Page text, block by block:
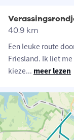
40.9 km
Een leuke route
Friesland. Ik liet
kieze... meer lezen